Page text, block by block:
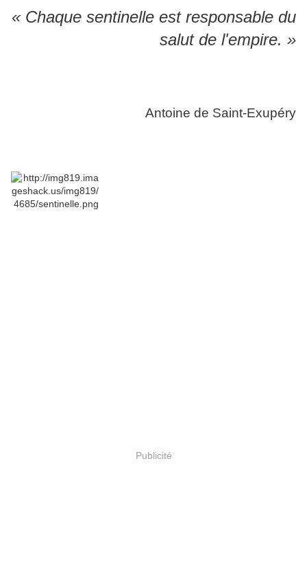
« Chaque sentinelle est responsable du
salut de l'empire. »
Antoine de Saint-Exupéry
Publicité